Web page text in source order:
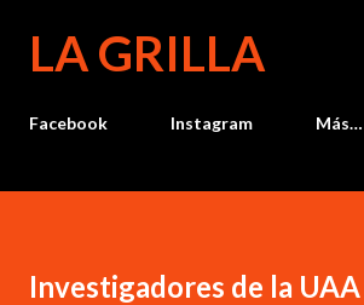
LA GRILLA
Facebook Instagram Más…
Investigadores de la